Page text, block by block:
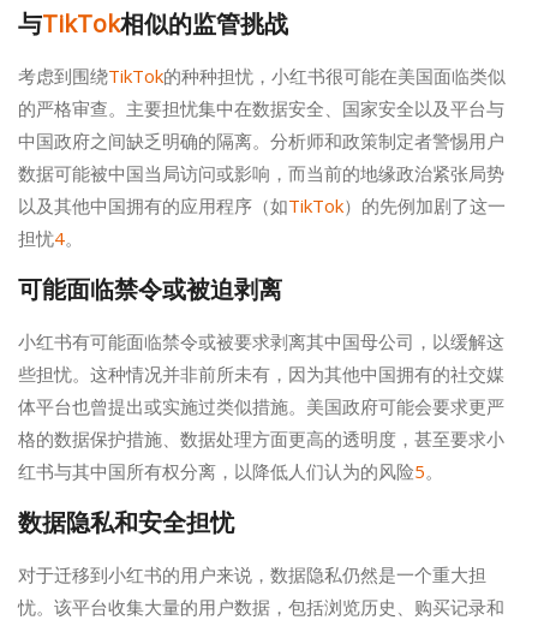
与TikTok相似的监管挑战
考虑到围绕TikTok的种种担忧，小红书很可能在美国面临类似
的严格审查。主要担忧集中在数据安全、国家安全以及平台与
中国政府之间缺乏明确的隔离。分析师和政策制定者警惕用户
数据可能被中国当局访问或影响，而当前的地缘政治紧张局势
以及其他中国拥有的应用程序（如TikTok）的先例加剧了这一
担忧4。
可能面临禁令或被迫剥离
小红书有可能面临禁令或被要求剥离其中国母公司，以缓解这
些担忧。这种情况并非前所未有，因为其他中国拥有的社交媒
体平台也曾提出或实施过类似措施。美国政府可能会要求更严
格的数据保护措施、数据处理方面更高的透明度，甚至要求小
红书与其中国所有权分离，以降低人们认为的风险5。
数据隐私和安全担忧
对于迁移到小红书的用户来说，数据隐私仍然是一个重大担
忧。该平台收集大量的用户数据，包括浏览历史、购买记录和